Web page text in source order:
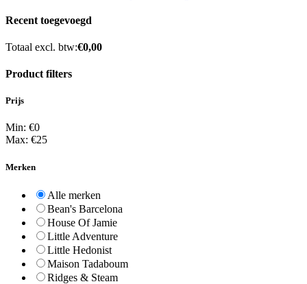
Recent toegevoegd
Totaal excl. btw:€0,00
Product filters
Prijs
Min: €0
Max: €25
Merken
Alle merken
Bean's Barcelona
House Of Jamie
Little Adventure
Little Hedonist
Maison Tadaboum
Ridges & Steam